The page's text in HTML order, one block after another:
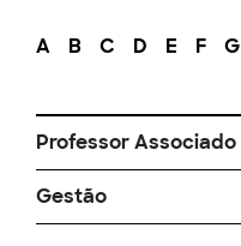
A B C D E F G
Professor Associado
Gestão